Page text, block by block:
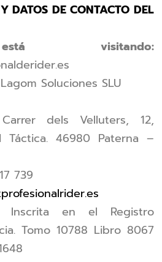
DATOS DE CONTACTO DEL
visitando:
Lagom Soluciones SLU
dels Velluters, 12,
Táctica. 46980 Paterna –
739
Inscrita en el Registro
Tomo 10788 Libro 8067